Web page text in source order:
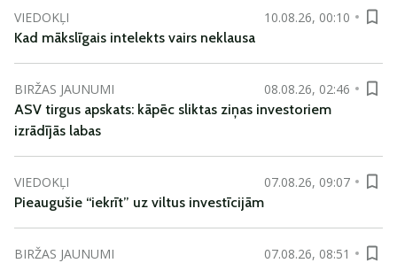
VIEDOKĻI
10.08.26, 00:10
Kad mākslīgais intelekts vairs neklausa
BIRŽAS JAUNUMI
08.08.26, 02:46
ASV tirgus apskats: kāpēc sliktas ziņas investoriem
izrādījās labas
VIEDOKĻI
07.08.26, 09:07
Pieaugušie “iekrīt” uz viltus investīcijām
BIRŽAS JAUNUMI
07.08.26, 08:51